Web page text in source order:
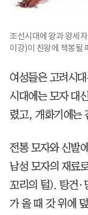
조선시대에 왕과 왕세
이강)이 친왕에 책봉될
여성들은 고려시
시대에는 모자 대
렸고, 개화기에는
전통 모자와 신발
남성 모자의 재료
꼬리의 털). 탕건·
가 올 때 갓 위에